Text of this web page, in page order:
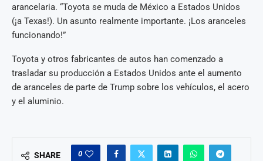
arancelaria. “Toyota se muda de México a Estados Unidos
(¡a Texas!). Un asunto realmente importante. ¡Los aranceles
funcionando!”
Toyota y otros fabricantes de autos han comenzado a
trasladar su producción a Estados Unidos ante el aumento
de aranceles de parte de Trump sobre los vehículos, el acero
y el aluminio.
SHARE 0